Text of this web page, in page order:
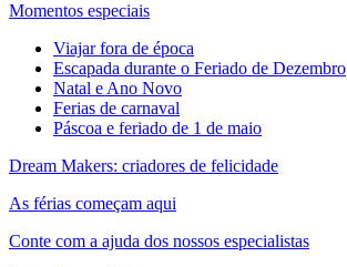
Momentos especiais
Viajar fora de época
Escapada durante o Feriado de Dezembro
Natal e Ano Novo
Ferias de carnaval
Páscoa e feriado de 1 de maio
Dream Makers: criadores de felicidade
As férias começam aqui
Conte com a ajuda dos nossos especialistas